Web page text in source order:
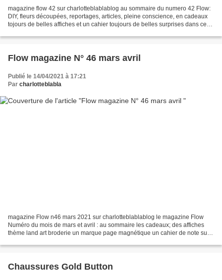
magazine flow 42 sur charlotteblablablog au sommaire du numero 42 Flow:
DIY, fleurs découpées, reportages, articles, pleine conscience, en cadeaux
tojours de belles affiches et un cahier toujours de belles surprises dans ce
Flow magazine N° 46 mars avril
Publié le 14/04/2021 à 17:21
Par charlotteblabla
magazine Flow n46 mars 2021 sur charlotteblablablog le magazine Flow
Numéro du mois de mars et avril : au sommaire les cadeaux; des affiches
thème land art broderie un marque page magnétique un cahier de note sur
Chaussures Gold Button